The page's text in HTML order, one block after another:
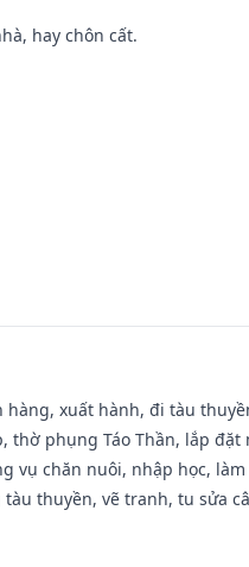
hay chôn cất.
xuất hành, đi tàu
phụng Táo Thần, lắp đặt
vụ chăn nuôi, nhập học,
thuyền, vẽ tranh, tu sửa